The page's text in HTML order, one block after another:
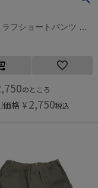
のところ
価格 ¥ 2,750税込